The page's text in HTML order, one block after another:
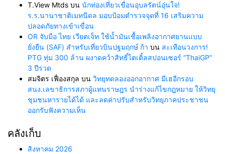
T.View Mtds บน นักท่องเที่ยวเขื่อนอุบลรัตน์อุ่นใจ!
ร.ร.นานาชาติเมทนีดล มอบป้อมตำรวจจุดที่ 16 เสริมความ
ปลอดภัยทางเข้าเขื่อน
OR จับมือ ไทย เวียตเจ็ท ใช้น้ำมันเชื้อเพลิงอากาศยานแบบ
ยั่งยืน (SAF) สำหรับเที่ยวบินปฐมฤกษ์ ก้า บน สะเทือนวงการ!
PTG ทุ่ม 300 ล้าน ผงาดคว้าสิทธิ์ไตเติ้ลสปอนเซอร์ “ThaiGP”
3 ปีรวด
สมจิตร เฟื่องสกุล บน วิทยุทดลองออกอากาศ มีเฮอีกรอบ
สนง.เลขาธิการสภาผู้แทนราษฎร นำร่างแก้ไขกฎหมาย ให้วิทยุ
ชุมชนหารายได้ได้ และลดค่าปรับสำหรับวิทยุภาคประชาชน
ออกรับฟังความเห็น
คลังเก็บ
สิงหาคม 2026